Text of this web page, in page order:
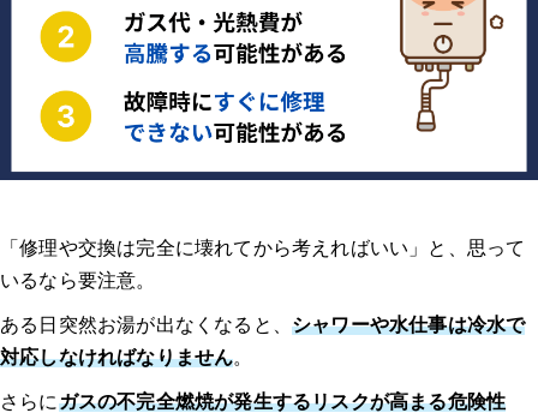
「修理や交換は完全に壊れてから考えればいい」と、思って
いるなら要注意。
ある日突然お湯が出なくなると、 シャワーや水仕事は冷水で
対応しなければなりません。
さらにガスの不完全燃焼が発生するリスクが高まる危険性